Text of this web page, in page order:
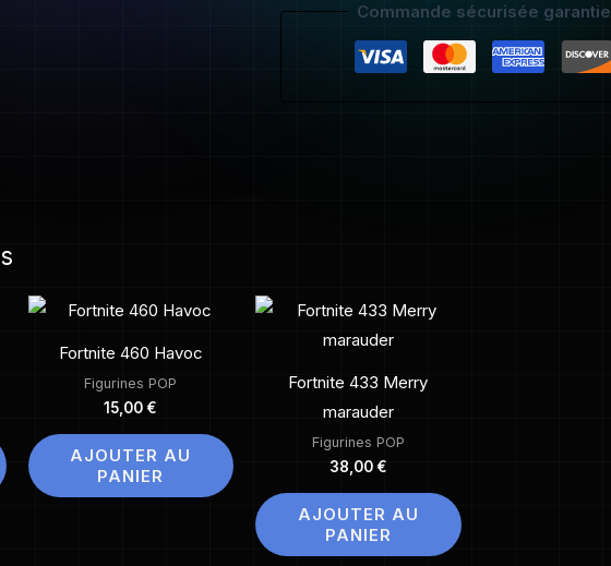
Commande sécurisée garantie
Fortnite 460 Havoc
Figurines POP
15,00 €
AJOUTER AU
PANIER
Fortnite 433 Merry
marauder
Figurines POP
38,00 €
AJOUTER AU
PANIER